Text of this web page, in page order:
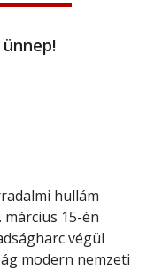
hullám
15-én
végül
modern nemzeti